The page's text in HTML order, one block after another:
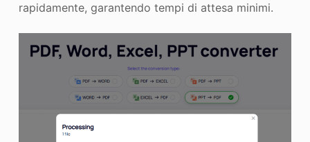
rapidamente, garantendo tempi di attesa minimi.